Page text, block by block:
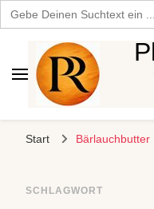
Search
for:
Start Bärlauchbutter
SCHLAGWORT